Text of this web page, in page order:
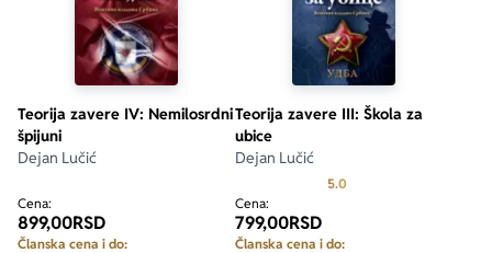
Teorija zavere IV: Nemilosrdni
špijuni
Dejan Lučić
Cena:
899,00RSD
Članska cena i do:
Teorija zavere III: Škola za
ubice
Dejan Lučić
5.0
Cena:
799,00RSD
Članska cena i do: